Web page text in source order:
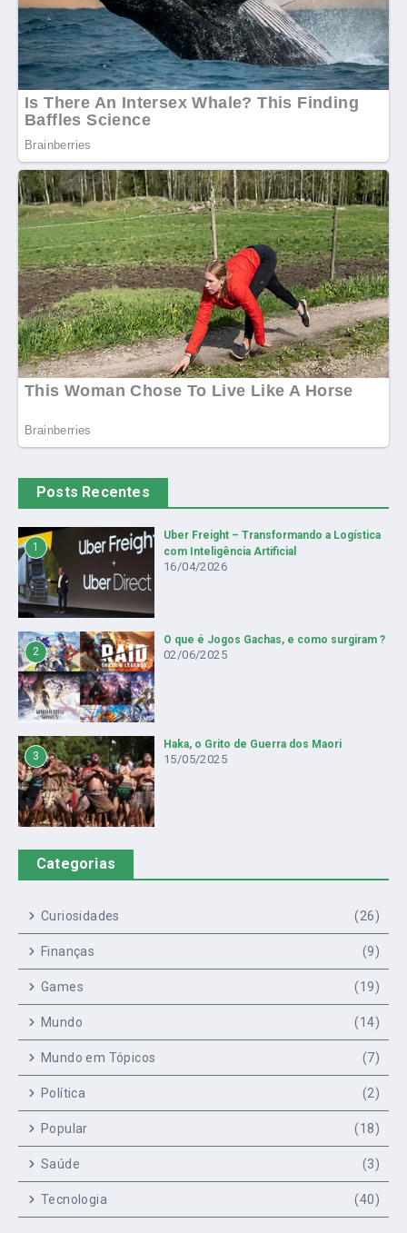
Posts Recentes
1
Uber Freight – Transformando a Logística
com Inteligência Artificial
16/04/2026
2
O que é Jogos Gachas, e como surgiram ?
02/06/2025
3
Haka, o Grito de Guerra dos Maori
15/05/2025
Categorias
Curiosidades (26)
Finanças (9)
Games (19)
Mundo (14)
Mundo em Tópicos (7)
Política (2)
Popular (18)
Saúde (3)
Tecnologia (40)